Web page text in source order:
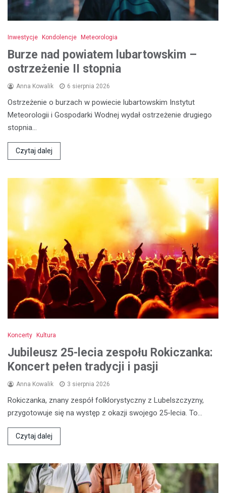
Inwestycje Kondolencje Meteorologia
Burze nad powiatem lubartowskim –
ostrzeżenie II stopnia
Anna Kowalik 6 sierpnia 2026
Ostrzeżenie o burzach w powiecie lubartowskim Instytut
Meteorologii i Gospodarki Wodnej wydał ostrzeżenie drugiego
stopnia…
Czytaj dalej
Koncerty Kultura
Jubileusz 25-lecia zespołu Rokiczanka:
Koncert pełen tradycji i pasji
Anna Kowalik 3 sierpnia 2026
Rokiczanka, znany zespół folklorystyczny z Lubelszczyzny,
przygotowuje się na występ z okazji swojego 25-lecia. To…
Czytaj dalej